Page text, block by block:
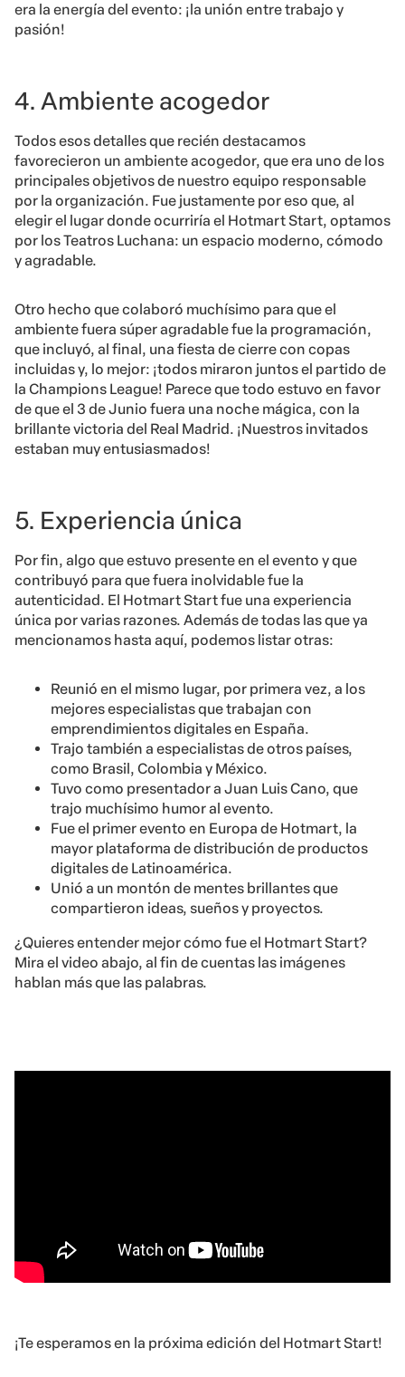
era la energía del evento: ¡la unión entre trabajo y
pasión!
4. Ambiente acogedor
Todos esos detalles que recién destacamos
favorecieron un ambiente acogedor, que era uno de los
principales objetivos de nuestro equipo responsable
por la organización. Fue justamente por eso que, al
elegir el lugar donde ocurriría el Hotmart Start, optamos
por los Teatros Luchana: un espacio moderno, cómodo
y agradable.
Otro hecho que colaboró muchísimo para que el
ambiente fuera súper agradable fue la programación,
que incluyó, al final, una fiesta de cierre con copas
incluidas y, lo mejor: ¡todos miraron juntos el partido de
la Champions League! Parece que todo estuvo en favor
de que el 3 de Junio fuera una noche mágica, con la
brillante victoria del Real Madrid. ¡Nuestros invitados
estaban muy entusiasmados!
5. Experiencia única
Por fin, algo que estuvo presente en el evento y que
contribuyó para que fuera inolvidable fue la
autenticidad. El Hotmart Start fue una experiencia
única por varias razones. Además de todas las que ya
mencionamos hasta aquí, podemos listar otras:
Reunió en el mismo lugar, por primera vez, a los
mejores especialistas que trabajan con
emprendimientos digitales en España.
Trajo también a especialistas de otros países,
como Brasil, Colombia y México.
Tuvo como presentador a Juan Luis Cano, que
trajo muchísimo humor al evento.
Fue el primer evento en Europa de Hotmart, la
mayor plataforma de distribución de productos
digitales de Latinoamérica.
Unió a un montón de mentes brillantes que
compartieron ideas, sueños y proyectos.
¿Quieres entender mejor cómo fue el Hotmart Start?
Mira el video abajo, al fin de cuentas las imágenes
hablan más que las palabras.
¡Te esperamos en la próxima edición del Hotmart Start!